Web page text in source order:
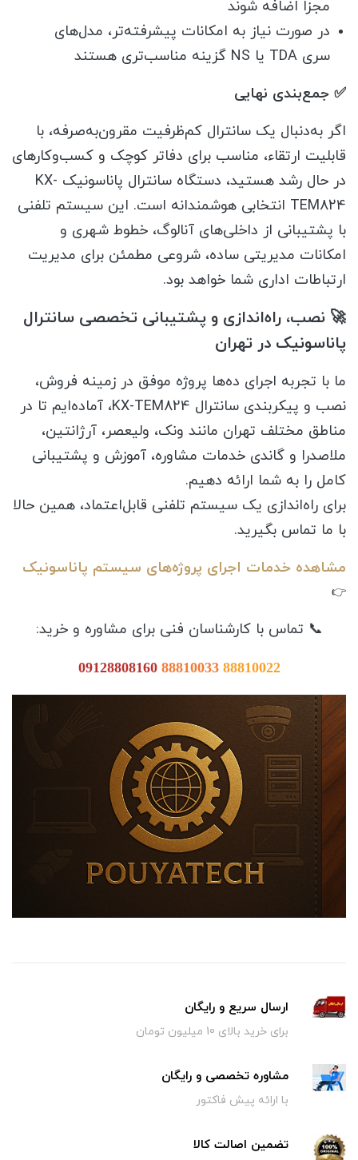
مجزا اضافه شوند
در صورت نیاز به امکانات پیشرفته‌تر، مدل‌های
سری TDA یا NS گزینه مناسب‌تری هستند
✅ جمع‌بندی نهایی
اگر به‌دنبال یک سانترال کم‌ظرفیت مقرون‌به‌صرفه، با
قابلیت ارتقاء، مناسب برای دفاتر کوچک و کسب‌وکارهای
در حال رشد هستید، دستگاه سانترال پاناسونیک KX-
TEM824 انتخابی هوشمندانه است. این سیستم تلفنی
با پشتیبانی از داخلی‌های آنالوگ، خطوط شهری و
امکانات مدیریتی ساده، شروعی مطمئن برای مدیریت
ارتباطات اداری شما خواهد بود.
🚀 نصب، راه‌اندازی و پشتیبانی تخصصی سانترال
پاناسونیک در تهران
ما با تجربه اجرای ده‌ها پروژه موفق در زمینه فروش،
نصب و پیکربندی سانترال KX-TEM824، آماده‌ایم تا در
مناطق مختلف تهران مانند ونک، ولیعصر، آرژانتین،
ملاصدرا و گاندی خدمات مشاوره، آموزش و پشتیبانی
کامل را به شما ارائه دهیم.
برای راه‌اندازی یک سیستم تلفنی قابل‌اعتماد، همین حالا
با ما تماس بگیرید.
مشاهده خدمات اجرای پروژه‌های سیستم پاناسونیک
👉
📞 تماس با کارشناسان فنی برای مشاوره و خرید:
091288081608881003388810022
ارسال سریع و رایگان
برای خرید بالای 10 میلیون تومان
مشاوره تخصصی و رایگان
با ارائه پیش فاکتور
تضمین اصالت کالا